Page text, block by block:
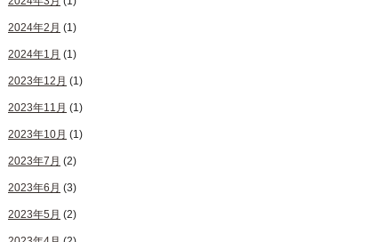
2024年2月 (1)
2024年1月 (1)
2023年12月 (1)
2023年11月 (1)
2023年10月 (1)
2023年7月 (2)
2023年6月 (3)
2023年5月 (2)